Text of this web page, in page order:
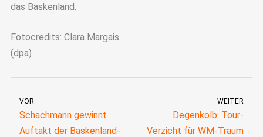
das Baskenland.
Fotocredits: Clara Margais
(dpa)
VOR
Schachmann gewinnt
Auftakt der Baskenland-
WEITER
Degenkolb: Tour-
Verzicht für WM-Traum